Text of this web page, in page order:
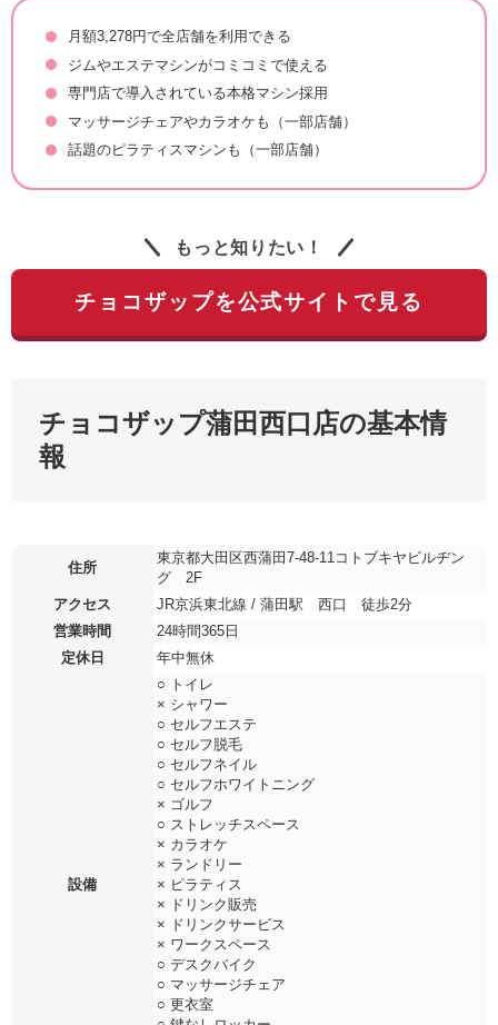
月額3,278円で全店舗を利用できる
ジムやエステマシンがコミコミで使える
専門店で導入されている本格マシン採用
マッサージチェアやカラオケも（一部店舗）
話題のピラティスマシンも（一部店舗）
もっと知りたい！
チョコザップを公式サイトで見る
チョコザップ蒲田西口店の基本情
報
住所
東京都大田区西蒲田7-48-11コトブキヤビルヂン
グ 2F
アクセス
JR京浜東北線 / 蒲田駅 西口 徒歩2分
営業時間
24時間365日
定休日
年中無休
設備
○ トイレ
× シャワー
○ セルフエステ
○ セルフ脱毛
○ セルフネイル
○ セルフホワイトニング
× ゴルフ
○ ストレッチスペース
× カラオケ
× ランドリー
× ピラティス
× ドリンク販売
× ドリンクサービス
× ワークスペース
○ デスクバイク
○ マッサージチェア
○ 更衣室